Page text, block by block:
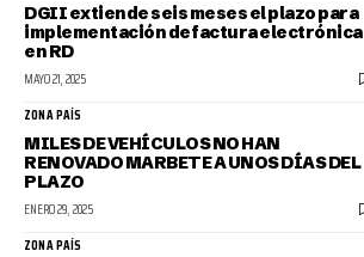
DGII extiende seis meses el plazo para
implementación de factura electrónica
en RD
MAYO 21, 2025
ZONA PAÍS
MILES DE VEHÍCULOS NO HAN
RENOVADO MARBETE A UNOS DÍAS DEL
PLAZO
ENERO 29, 2025
ZONA PAÍS